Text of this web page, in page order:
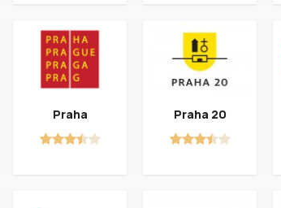
Praha Praha 20